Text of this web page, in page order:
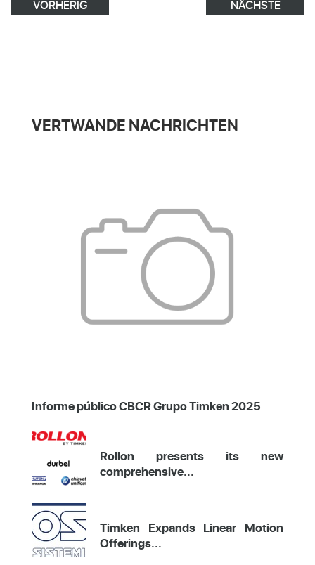
VORHERIG NÄCHSTE
VERTWANDE NACHRICHTEN
Informe público CBCR Grupo Timken 2025
Rollon presents its new
comprehensive...
Timken Expands Linear Motion
Offerings...